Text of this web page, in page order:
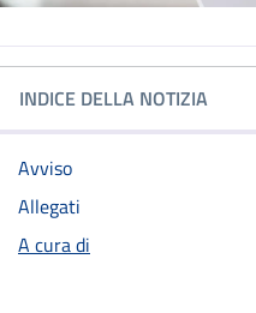
INDICE DELLA NOTIZIA
Avviso
Allegati
A cura di